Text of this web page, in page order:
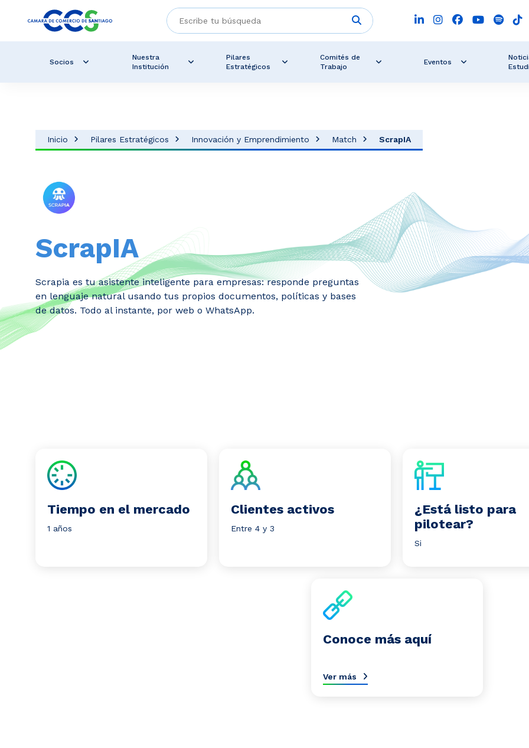
Socios
Nuestra
Institución
Pilares
Estratégicos
Comités de
Trabajo
Eventos
Inicio Pilares Estratégicos Innovación y Emprendimiento Match ScrapIA
ScrapIA
Scrapia es tu asistente inteligente para empresas: responde preguntas
en lenguaje natural usando tus propios documentos, políticas y bases
de datos. Todo al instante, por web o WhatsApp.
Tiempo en el mercado
1 años
Clientes activos
Entre 4 y 3
¿Está listo para
pilotear?
Si
Conoce más aquí
Ver más